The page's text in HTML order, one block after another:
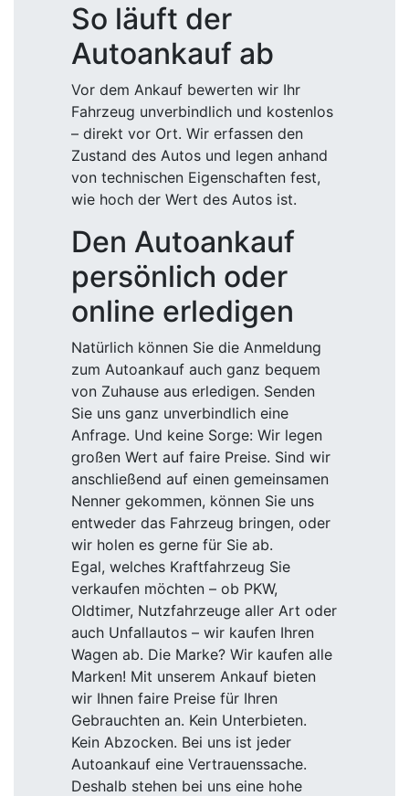
So läuft der
Autoankauf ab
Vor dem Ankauf bewerten wir Ihr
Fahrzeug unverbindlich und kostenlos
– direkt vor Ort. Wir erfassen den
Zustand des Autos und legen anhand
von technischen Eigenschaften fest,
wie hoch der Wert des Autos ist.
Den Autoankauf
persönlich oder
online erledigen
Natürlich können Sie die Anmeldung
zum Autoankauf auch ganz bequem
von Zuhause aus erledigen. Senden
Sie uns ganz unverbindlich eine
Anfrage. Und keine Sorge: Wir legen
großen Wert auf faire Preise. Sind wir
anschließend auf einen gemeinsamen
Nenner gekommen, können Sie uns
entweder das Fahrzeug bringen, oder
wir holen es gerne für Sie ab.
Egal, welches Kraftfahrzeug Sie
verkaufen möchten – ob PKW,
Oldtimer, Nutzfahrzeuge aller Art oder
auch Unfallautos – wir kaufen Ihren
Wagen ab. Die Marke? Wir kaufen alle
Marken! Mit unserem Ankauf bieten
wir Ihnen faire Preise für Ihren
Gebrauchten an. Kein Unterbieten.
Kein Abzocken. Bei uns ist jeder
Autoankauf eine Vertrauenssache.
Deshalb stehen bei uns eine hohe